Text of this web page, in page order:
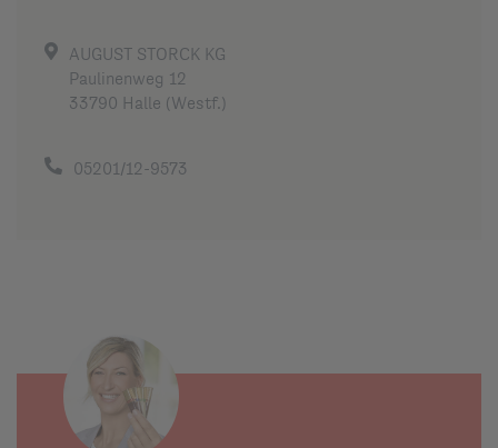
AUGUST STORCK KG
Paulinenweg 12
33790 Halle (Westf.)
05201/12-9573